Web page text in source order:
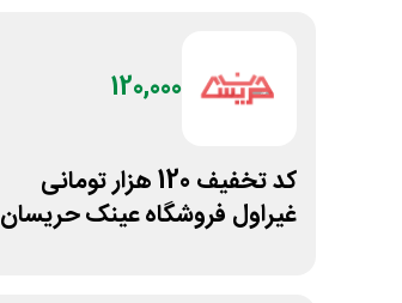
120,000
کد تخفیف 120 هزار تومانی
غیراول فروشگاه عینک حریسان